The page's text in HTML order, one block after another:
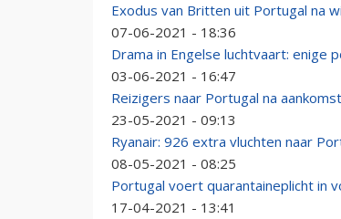
Exodus van Britten uit Portugal na
07-06-2021 - 18:36
Drama in Engelse luchtvaart: enige
03-06-2021 - 16:47
Reizigers naar Portugal na
23-05-2021 - 09:13
Ryanair: 926 extra vluchten naar
08-05-2021 - 08:25
Portugal voert quarantaineplicht in
17-04-2021 - 13:41